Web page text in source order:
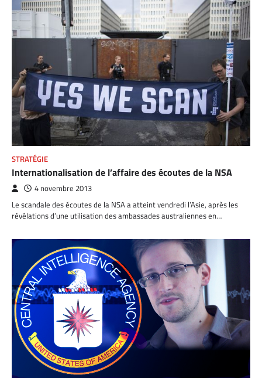
STRATÉGIE
Internationalisation de l’affaire des écoutes de la NSA
4 novembre 2013
Le scandale des écoutes de la NSA a atteint vendredi l’Asie, après les
révélations d’une utilisation des ambassades australiennes en…